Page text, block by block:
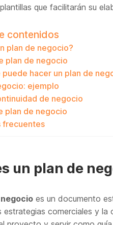
que facilitarán su
contenidos
plan de negocio?
plan de negocio
puede hacer un plan de
ejemplo
de negocio
plan de negocio
frecuentes
un plan de
es un documento
estrategias comerciales y la